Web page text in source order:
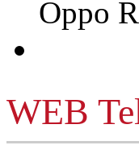
Oppo
WEB